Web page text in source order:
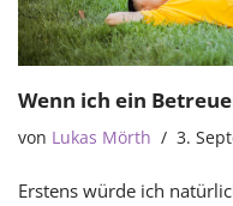
Wenn ich ein
von Lukas Mörth 3.
Erstens würde ich